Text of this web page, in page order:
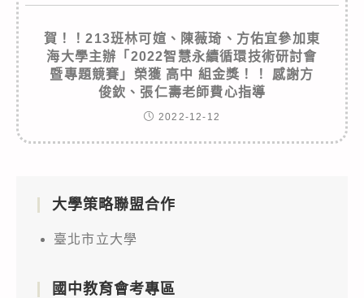
賀！！213班林可媗、陳薇琦、方佑宜參加東
海大學主辦「2022智慧永續循環技術研討會
暨專題競賽」榮獲 高中 組金獎！！ 感謝方
俊欽、張仁壽老師費心指導
2022-12-12
大學策略聯盟合作
臺北市立大學
國中教育會考專區